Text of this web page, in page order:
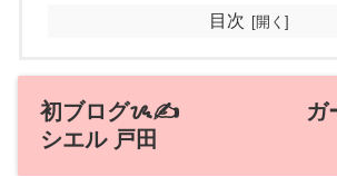
目次
初ブログᝰ✍️ ガー
シエル 戸田